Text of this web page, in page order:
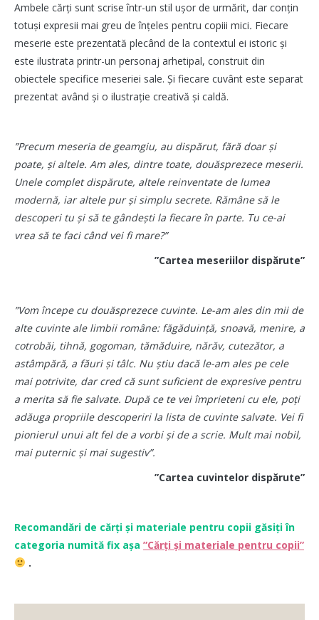
Ambele cărți sunt scrise într-un stil ușor de urmărit, dar conțin
totuși expresii mai greu de înțeles pentru copiii mici. Fiecare
meserie este prezentată plecând de la contextul ei istoric și
este ilustrata printr-un personaj arhetipal, construit din
obiectele specifice meseriei sale. Și fiecare cuvânt este separat
prezentat având și o ilustrație creativă și caldă.
”Precum meseria de geamgiu, au dispărut, fără doar și
poate, și altele. Am ales, dintre toate, douăsprezece meserii.
Unele complet dispărute, altele reinventate de lumea
modernă, iar altele pur și simplu secrete. Rămâne să le
descoperi tu și să te gândești la fiecare în parte. Tu ce-ai
vrea să te faci când vei fi mare?”
”Cartea meseriilor dispărute”
”Vom începe cu douăsprezece cuvinte. Le-am ales din mii de
alte cuvinte ale limbii române: făgăduință, snoavă, menire, a
cotrobăi, tihnă, gogoman, tămăduire, nărăv, cutezător, a
astâmpără, a făuri și tâlc. Nu știu dacă le-am ales pe cele
mai potrivite, dar cred că sunt suficient de expresive pentru
a merita să fie salvate. După ce te vei împrieteni cu ele, poți
adăuga propriile descoperiri la lista de cuvinte salvate. Vei fi
pionierul unui alt fel de a vorbi și de a scrie. Mult mai nobil,
mai puternic și mai sugestiv”.
”Cartea cuvintelor dispărute”
Recomandări de cărți și materiale pentru copii găsiți în
categoria numită fix așa ”Cărți și materiale pentru copii”
.